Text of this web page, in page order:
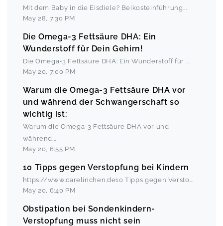
Mit dem Baby in die Eisdiele? Beikosteinführung ...
May 28 7:30 PM
Die Omega-3 Fettsäure DHA: Ein
Wunderstoff für Dein Gehirn!
Die Omega-3 Fettsäure DHA: Ein Wunderstoff für ...
May 20 7:00 PM
Warum die Omega-3 Fettsäure DHA vor
und während der Schwangerschaft so
wichtig ist:
Warum die Omega-3 Fettsäure DHA vor und
während ...
May 20 6:55 PM
10 Tipps gegen Verstopfung bei Kindern
https://www.carelinchen.de10 Tipps gegen Versto...
May 20 6:40 PM
Obstipation bei Sondenkindern-
Verstopfung muss nicht sein